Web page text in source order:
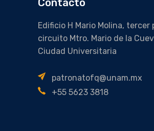
Contacto
Edificio H Mario Molina, tercer
circuito Mtro. Mario de la
Ciudad Universitaria
patronatofq@unam.mx
+55 5623 3818